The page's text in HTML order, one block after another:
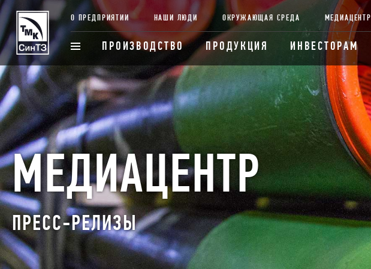
О ПРЕДПРИЯТИИ НАШИ ЛЮДИ ОКРУЖАЮЩАЯ СРЕДА МЕДИАЦЕНТР
ПРОИЗВОДСТВО ПРОДУКЦИЯ ИНВЕСТОРАМ
МЕДИАЦЕНТР
ПРЕСС-РЕЛИЗЫ